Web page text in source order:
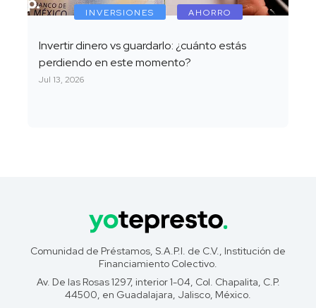
INVERSIONES AHORRO
Invertir dinero vs guardarlo: ¿cuánto estás
perdiendo en este momento?
Jul 13, 2026
Comunidad de Préstamos, S.A.P.I. de C.V., Institución de
Financiamiento Colectivo.
Av. De las Rosas 1297, interior 1-04, Col. Chapalita, C.P.
44500, en Guadalajara, Jalisco, México.